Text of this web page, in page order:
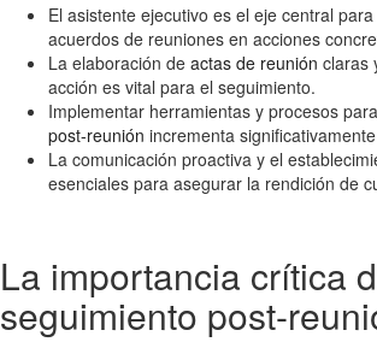
El asistente ejecutivo es el eje central
acuerdos de reuniones en acciones
La elaboración de actas de reunión claras
acción es vital para el seguimiento.
Implementar herramientas y procesos
post-reunión incrementa
La comunicación proactiva y el
esenciales para asegurar la rendición de
La importancia crítica
seguimiento post-